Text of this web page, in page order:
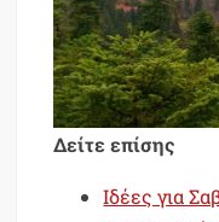
Δείτε επίσης
Ιδέες για